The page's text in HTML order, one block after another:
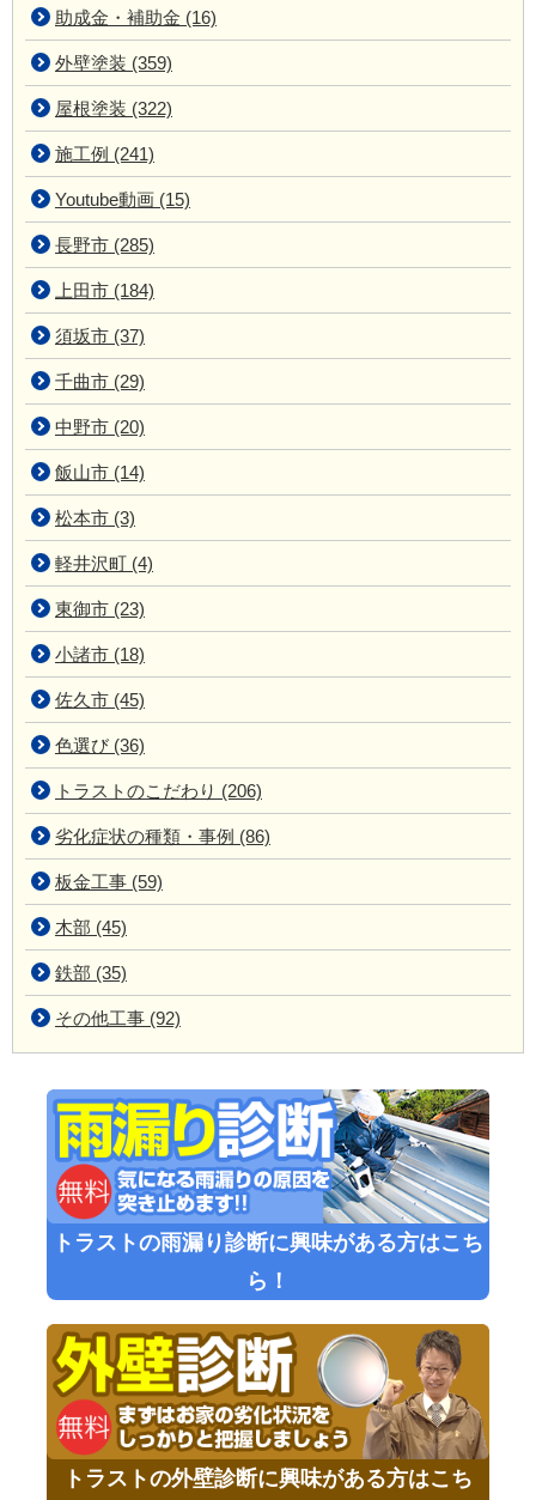
助成金・補助金 (16)
外壁塗装 (359)
屋根塗装 (322)
施工例 (241)
Youtube動画 (15)
長野市 (285)
上田市 (184)
須坂市 (37)
千曲市 (29)
中野市 (20)
飯山市 (14)
松本市 (3)
軽井沢町 (4)
東御市 (23)
小諸市 (18)
佐久市 (45)
色選び (36)
トラストのこだわり (206)
劣化症状の種類・事例 (86)
板金工事 (59)
木部 (45)
鉄部 (35)
その他工事 (92)
トラストの雨漏り診断に興味がある方はこち
ら！
トラストの外壁診断に興味がある方はこち